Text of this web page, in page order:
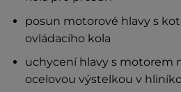
posun motorové hlavy s
ovládacího kola
uchycení hlavy s motorem
ocelovou výstelkou v